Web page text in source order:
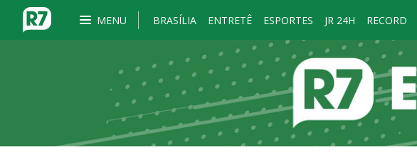
MENU BRASÍLIA ENTRETÊ ESPORTES JR 24H RECORD